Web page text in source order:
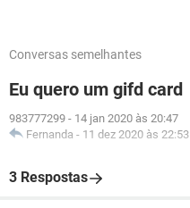
Conversas semelhantes
Eu quero um gifd card
983777299 - 14 jan 2020 às 20:47
Fernanda - 11 dez 2020 às 22:53
3 Respostas